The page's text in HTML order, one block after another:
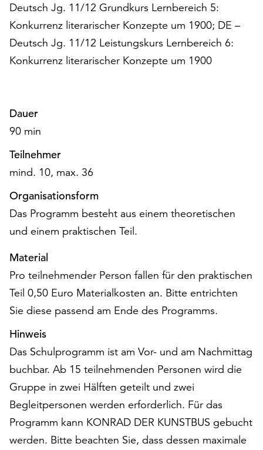
Deutsch Jg. 11/12 Grundkurs Lernbereich 5:
Konkurrenz literarischer Konzepte um 1900; DE –
Deutsch Jg. 11/12 Leistungskurs Lernbereich 6:
Konkurrenz literarischer Konzepte um 1900
Dauer
90 min
Teilnehmer
mind. 10, max. 36
Organisationsform
Das Programm besteht aus einem theoretischen
und einem praktischen Teil.
Material
Pro teilnehmender Person fallen für den praktischen
Teil 0,50 Euro Materialkosten an. Bitte entrichten
Sie diese passend am Ende des Programms.
Hinweis
Das Schulprogramm ist am Vor- und am Nachmittag
buchbar. Ab 15 teilnehmenden Personen wird die
Gruppe in zwei Hälften geteilt und zwei
Begleitpersonen werden erforderlich. Für das
Programm kann KONRAD DER KUNSTBUS gebucht
werden. Bitte beachten Sie, dass dessen maximale